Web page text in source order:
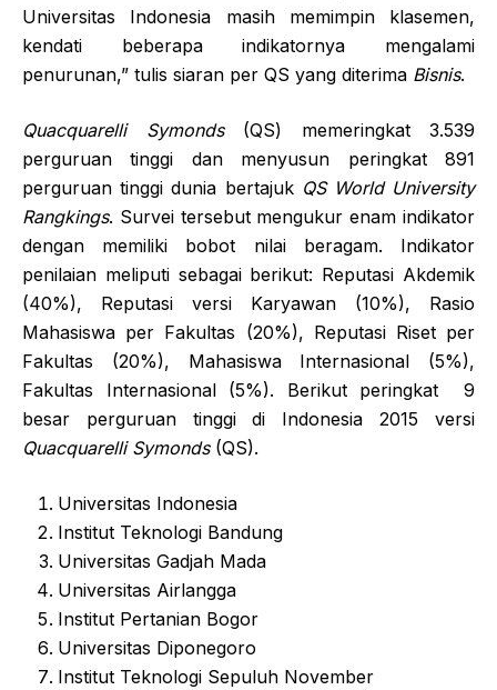
Universitas Indonesia masih memimpin klasemen,
kendati beberapa indikatornya mengalami
penurunan,” tulis siaran per QS yang diterima Bisnis.
Quacquarelli Symonds(QS) memeringkat 3.539
perguruan tinggi dan menyusun peringkat 891
perguruan tinggi dunia bertajuk QS World University
Rangkings. Survei tersebut mengukur enam indikator
dengan memiliki bobot nilai beragam. Indikator
penilaian meliputi sebagai berikut: Reputasi Akdemik
(40%), Reputasi versi Karyawan (10%), Rasio
Mahasiswa per Fakultas (20%), Reputasi Riset per
Fakultas (20%), Mahasiswa Internasional (5%),
Fakultas Internasional (5%). Berikut peringkat 9
besar perguruan tinggi di Indonesia 2015 versi
Quacquarelli Symonds(QS).
Universitas Indonesia
Institut Teknologi Bandung
Universitas Gadjah Mada
Universitas Airlangga
Institut Pertanian Bogor
Universitas Diponegoro
Institut Teknologi Sepuluh November